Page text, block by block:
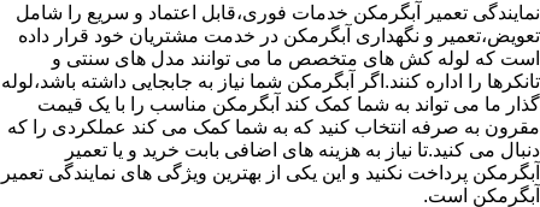
نمایندگی تعمیر آبگرمکن خدمات فوری،قابل اعتماد و سریع را شامل
تعویض،تعمیر و نگهداری آبگرمکن در خدمت مشتریان خود قرار داده
است که لوله کش های متخصص ما می توانند مدل های سنتی و
تانکرها را اداره کنند.اگر آبگرمکن شما نیاز به جابجایی داشته باشد،لوله
گذار ما می تواند به شما کمک کند آبگرمکن مناسب را با یک قیمت
مقرون به صرفه انتخاب کنید که به شما کمک می کند عملکردی را که
دنبال می کنید.تا نیاز به هزینه های اضافی بابت خرید و یا تعمیر
آبگرمکن پرداخت نکنید و این یکی از بهترین ویژگی های نمایندگی تعمیر
آبگرمکن است.